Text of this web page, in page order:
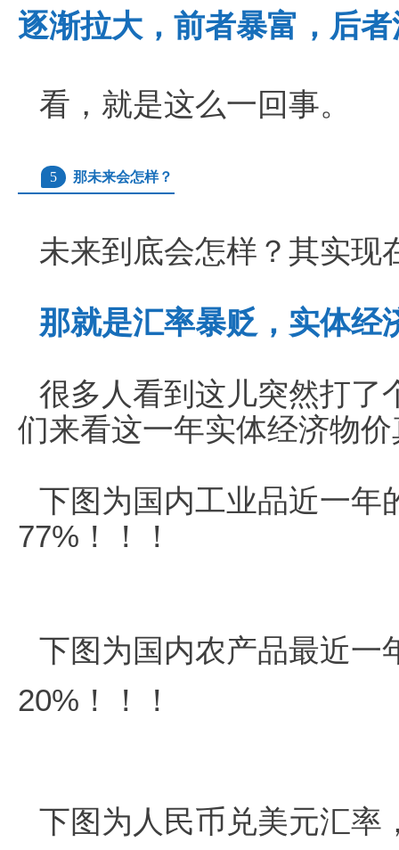
逐渐拉大，前者暴富，后
看，就是这么一回事。
5 那未来会怎样？
未来到底会怎样？其实现
那就是汇率暴贬，实体经
很多人看到这儿突然打了
们来看这一年实体经济物
下图为国内工业品近一年
77%！！！
下图为国内农产品最近一
20%！！！
下图为人民币兑美元汇率